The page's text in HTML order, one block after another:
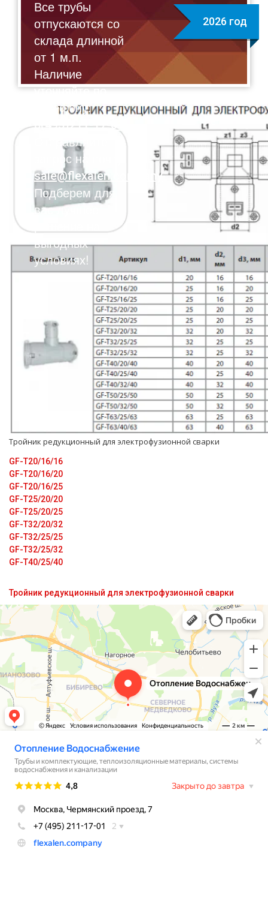
Все трубы
отпускаются со
склада длинной
от 1 м.п.
Наличие
уточняйте по
телефону:
8(495)211-17-01
Отправляйте
запрос на почту:
sale@flexalen.company
Подберем для
вас лучшее
выгодных
условиях!
2026 год
Тройник редукционный для электрофузионной сварки
GF-T20/16/16
GF-T20/16/20
GF-T20/16/25
GF-T25/20/20
GF-T25/20/25
GF-T32/20/32
GF-T32/25/25
GF-T32/25/32
GF-T40/25/40
Тройник редукционный для электрофузионной сварки